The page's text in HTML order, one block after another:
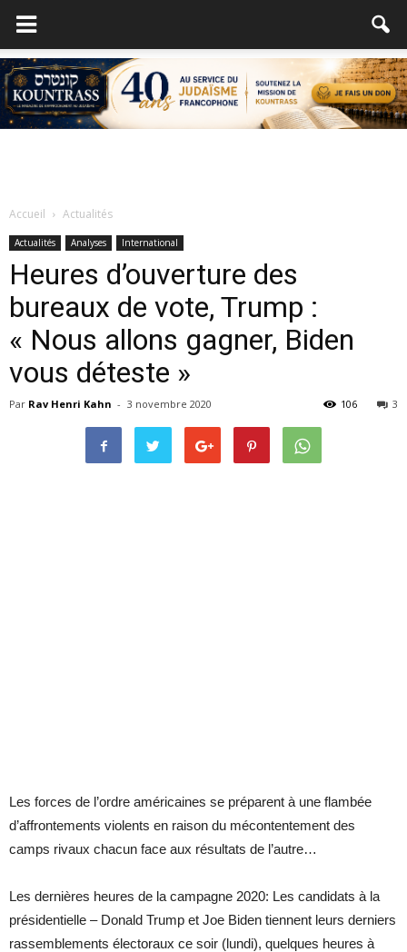
Accueil Actualités
Actualités Analyses International
Heures d’ouverture des
bureaux de vote, Trump :
« Nous allons gagner, Biden
vous déteste »
Par Rav Henri Kahn - 3 novembre 2020 3
106
Les forces de l’ordre américaines se préparent à une flambée
d’affrontements violents en raison du mécontentement des
camps rivaux chacun face aux résultats de l’autre…
Les dernières heures de la campagne 2020: Les candidats à la
présidentielle – Donald Trump et Joe Biden tiennent leurs derniers
rassemblements électoraux ce soir (lundi), quelques heures à